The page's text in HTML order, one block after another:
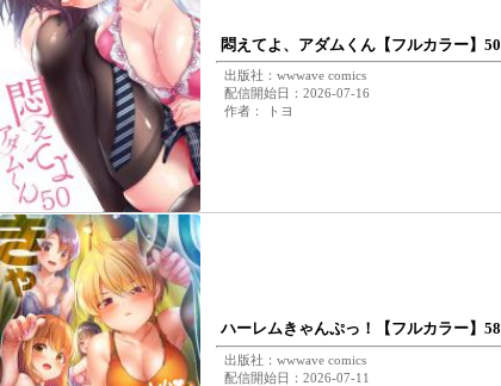
悶えてよ、アダムくん【フルカラー】50
出版社：wwwave comics
配信開始日：2026-07-16
作者： トヨ
ハーレムきゃんぷっ！【フルカラー】58
出版社：wwwave comics
配信開始日：2026-07-11